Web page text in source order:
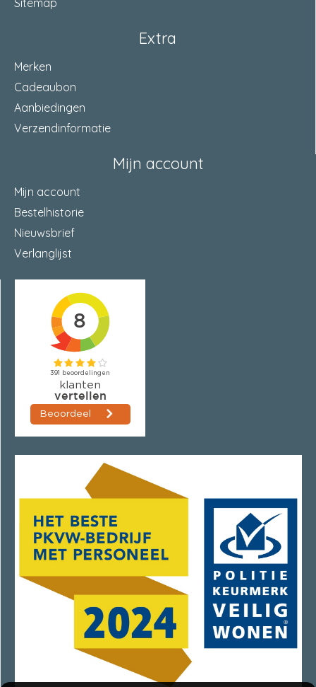
Sitemap
Extra
Merken
Cadeaubon
Aanbiedingen
Verzendinformatie
Mijn account
Mijn account
Bestelhistorie
Nieuwsbrief
Verlanglijst